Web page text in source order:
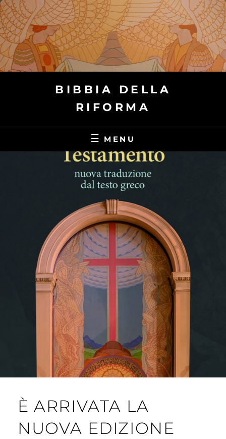
Skip
to
content
BIBBIA DELLA
RIFORMA
MENU
È ARRIVATA LA
NUOVA EDIZIONE